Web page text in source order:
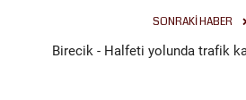
SONRAKI HABER
Birecik - Halfeti yolunda trafik